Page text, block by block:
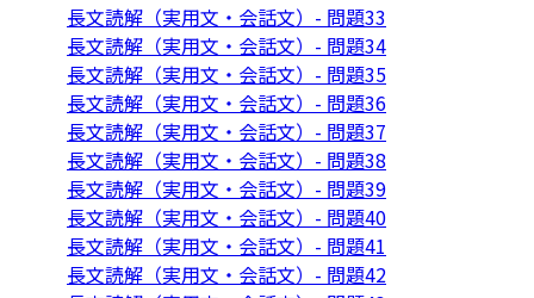
長文読解（実用文・会話文）- 問題33
長文読解（実用文・会話文）- 問題34
長文読解（実用文・会話文）- 問題35
長文読解（実用文・会話文）- 問題36
長文読解（実用文・会話文）- 問題37
長文読解（実用文・会話文）- 問題38
長文読解（実用文・会話文）- 問題39
長文読解（実用文・会話文）- 問題40
長文読解（実用文・会話文）- 問題41
長文読解（実用文・会話文）- 問題42